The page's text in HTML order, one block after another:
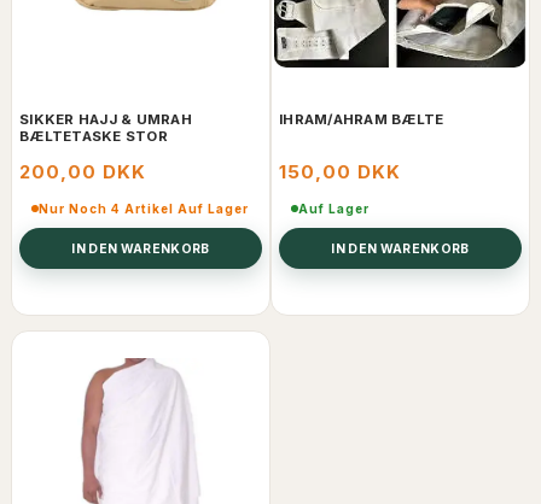
SIKKER HAJJ & UMRAH
BÆLTETASKE STOR
200,00 DKK
Nur Noch 4 Artikel Auf Lager
IN DEN WARENKORB
IHRAM/AHRAM BÆLTE
150,00 DKK
Auf Lager
IN DEN WARENKORB